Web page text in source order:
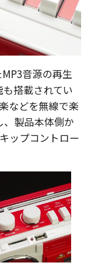
音源の再生
も搭載されてい
などを無線で楽
製品本体側か
ップコントロー